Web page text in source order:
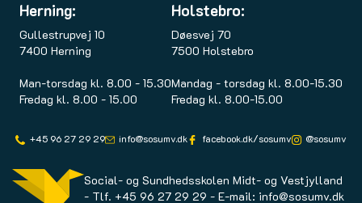
Herning:
Gullestrupvej 10
7400 Herning
Man-torsdag kl. 8.00 - 15.30
Fredag kl. 8.00 - 15.00
Holstebro:
Døesvej 70
7500 Holstebro
Mandag - torsdag kl. 8.00-15.30
Fredag kl. 8.00-15.00
+45 96 27 29 29 info@sosumv.dk facebook.dk/sosumv @sosumv
Social- og Sundhedsskolen Midt- og Vestjylland
- Tlf. +45 96 27 29 29 - E-mail: info@sosumv.dk